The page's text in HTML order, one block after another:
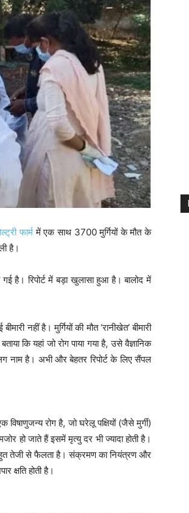
फार्म में एक साथ 3700 मुर्गियों के मौत के
है।
गई है। रिपोर्ट में बड़ा खुलासा हुआ है। बालोद में
नहीं है। मुर्गियों की मौत ‘रानीखेत’ बीमारी
कि यहां जो रोग पाया गया है, उसे वैज्ञानिक
है। अभी और बेहतर रिपोर्ट के लिए सैंपल
रोग है, जो घरेलू पक्षियों (जैसे मुर्गी)
हो जाते हैं इसमें मृत्यु दर भी ज्यादा होती है।
बहुत तेजी से फैलता है। संक्रमण का नियंत्रण और
क्षति होती है।